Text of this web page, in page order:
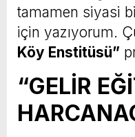
tamamen siyasi
için yazıyorum.
Köy Enstitüsü”
“GELİR